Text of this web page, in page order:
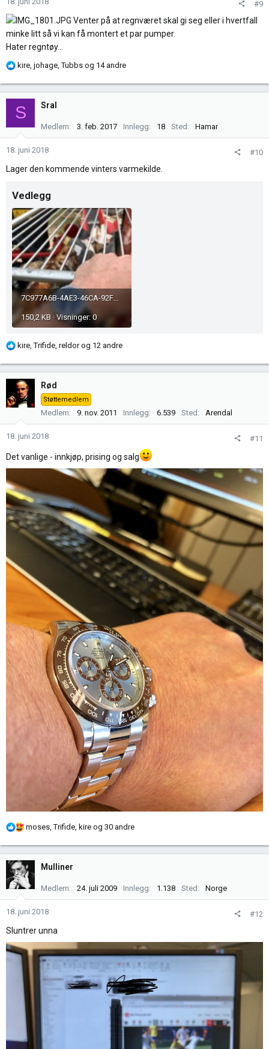
r
:
#9
Venter på at regnværet skal gi seg eller i hvertfall
minke litt så vi kan få montert et par pumper.
Hater regntøy...
R
k
s
n
r
kire johage ,Tubbs og 14 andre
S Sral
Medlem 3. feb. 2017 Innlegg 18 Sted Hamar
18. juni 2018 #10
Lager den kommende vinters varmekilde.
Vedlegg
7C977A6B-4AE3-46CA-92FE-4E82CAD35706.jpeg
150,2 KB · Visninger: 0
R
k
s
j
e
r
kire,Trifide, reldorog 12 andre
Rød
Støttemedlem
Medlem 9. nov. 2011 Innlegg 6.539 Sted Arendal
18. juni 2018 #11
Det vanlige - innkjøp, prising og salg
R
k
s
j
o
n
r
:
moses,Trifide, kire og 30 andre
Mulliner
Medlem 24. juli 2009 Innlegg 1.138 Sted Norge
18. juni 2018 #12
Sluntrer unna